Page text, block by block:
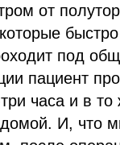
от
под
пациент
часа и в
И, что